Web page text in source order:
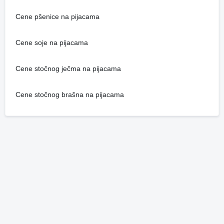
Cene pšenice na pijacama
Cene soje na pijacama
Cene stočnog ječma na pijacama
Cene stočnog brašna na pijacama